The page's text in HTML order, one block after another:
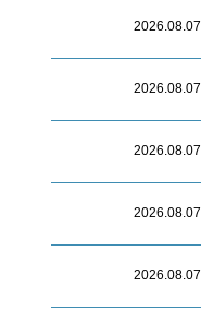
2026.08.07
2026.08.07
2026.08.07
2026.08.07
2026.08.07